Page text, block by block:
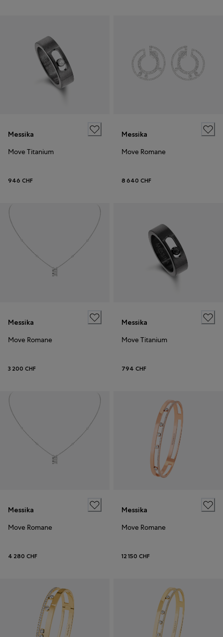
Messika
Move Titanium
946 CHF
Messika
Move Romane
8 640 CHF
Messika
Move Romane
3 200 CHF
Messika
Move Titanium
794 CHF
Messika
Move Romane
4 280 CHF
Messika
Move Romane
12 150 CHF